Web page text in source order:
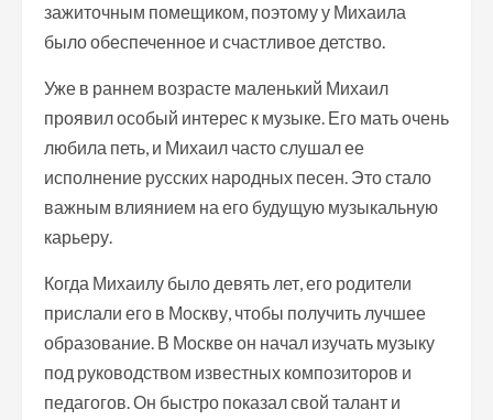
зажиточным помещиком, поэтому у Михаила
было обеспеченное и счастливое детство.
Уже в раннем возрасте маленький Михаил
проявил особый интерес к музыке. Его мать очень
любила петь, и Михаил часто слушал ее
исполнение русских народных песен. Это стало
важным влиянием на его будущую музыкальную
карьеру.
Когда Михаилу было девять лет, его родители
прислали его в Москву, чтобы получить лучшее
образование. В Москве он начал изучать музыку
под руководством известных композиторов и
педагогов. Он быстро показал свой талант и